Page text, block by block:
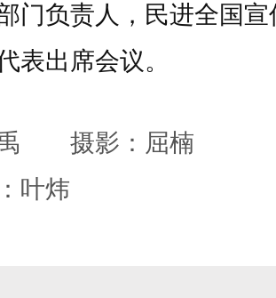
门负责人，民进全国
表出席会议。
禹 摄影：屈楠
叶炜